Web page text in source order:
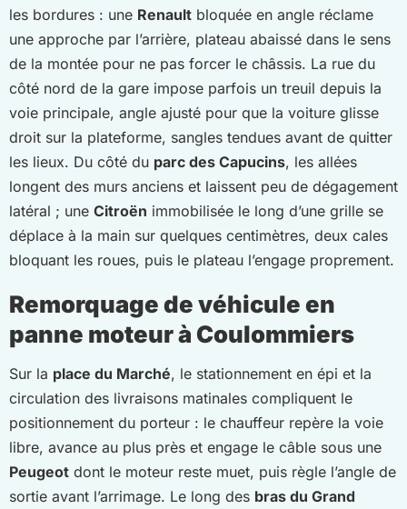
les bordures : une Renault bloquée en angle réclame
une approche par l’arrière, plateau abaissé dans le sens
de la montée pour ne pas forcer le châssis. La rue du
côté nord de la gare impose parfois un treuil depuis la
voie principale, angle ajusté pour que la voiture glisse
droit sur la plateforme, sangles tendues avant de quitter
les lieux. Du côté du parc des Capucins, les allées
longent des murs anciens et laissent peu de dégagement
latéral ; une Citroën immobilisée le long d’une grille se
déplace à la main sur quelques centimètres, deux cales
bloquant les roues, puis le plateau l’engage proprement.
Remorquage de véhicule en
panne moteur à Coulommiers
Sur la place du Marché, le stationnement en épi et la
circulation des livraisons matinales compliquent le
positionnement du porteur : le chauffeur repère la voie
libre, avance au plus près et engage le câble sous une
Peugeot dont le moteur reste muet, puis règle l’angle de
sortie avant l’arrimage. Le long des bras du Grand